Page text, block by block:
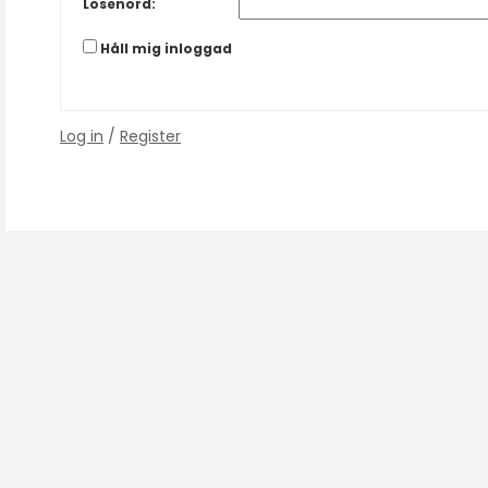
Håll mig inloggad
Log in / Register